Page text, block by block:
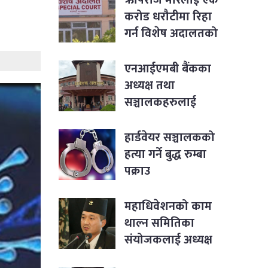
करोड धरौटीमा रिहा
गर्न विशेष अदालतको
एनआईएमबी बैंकका
अध्यक्ष तथा
सञ्चालकहरुलाई
आदेश
हार्डवेयर सञ्चालकको
हत्या गर्ने बुद्ध रुम्बा
पक्राउ
महाधिवेशनको काम
थाल्न समितिका
संयोजकलाई अध्यक्ष